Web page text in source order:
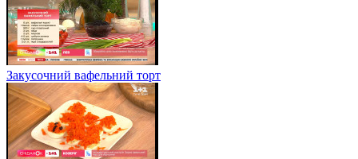
Закусочний вафельний торт